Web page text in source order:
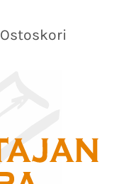
Ostoskori